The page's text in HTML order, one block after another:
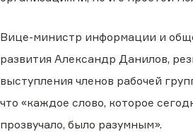
Вице-министр информации и
развития Александр Данилов,
выступления членов рабочей
что «каждое слово, которое
прозвучало, было разумным».